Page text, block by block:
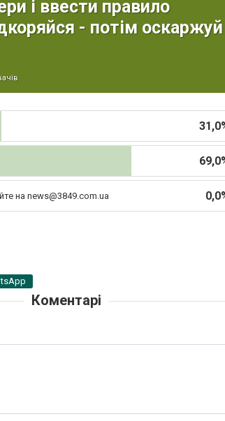
і ввести правило
- потім
на news@3849.com.ua
Коментарі